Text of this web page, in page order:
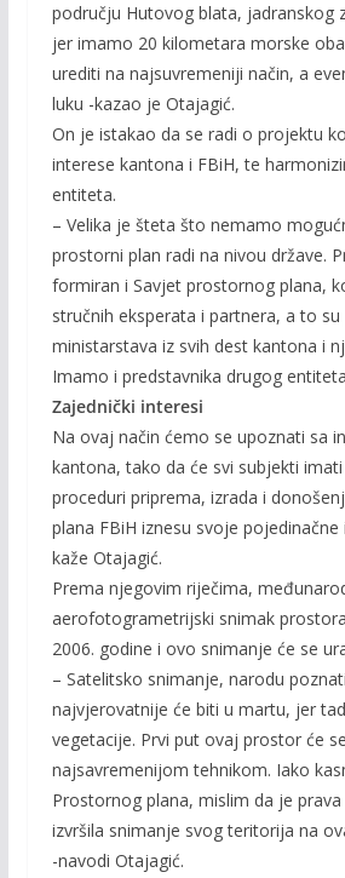
području Hutovog blata, jadranskog
jer imamo 20 kilometara morske
urediti na najsuvremeniji način, a
luku -kazao je Otajagić.
On je istakao da se radi o projektu
interese kantona i FBiH, te
entiteta.
– Velika je šteta što nemamo
prostorni plan radi na nivou države.
formiran i Savjet prostornog plana,
stručnih eksperata i partnera, a to su
ministarstava iz svih dest kantona i
Imamo i predstavnika drugog
Zajednički interesi
Na ovaj način ćemo se upoznati sa
kantona, tako da će svi subjekti
proceduri priprema, izrada i
plana FBiH iznesu svoje
kaže Otajagić.
Prema njegovim riječima,
aerofotogrametrijski snimak
2006. godine i ovo snimanje će se
– Satelitsko snimanje, narodu
najvjerovatnije će biti u martu, jer
vegetacije. Prvi put ovaj prostor će
najsavremenijom tehnikom. Iako
Prostornog plana, mislim da je
izvršila snimanje svog teritorija na
-navodi Otajagić.